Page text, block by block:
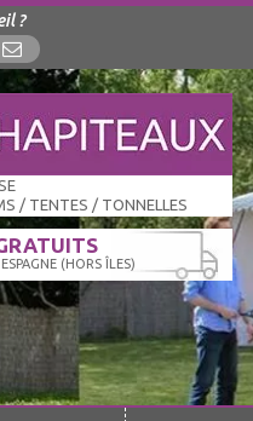
?
/ TENTES / TONNELLES
(HORS ÎLES)